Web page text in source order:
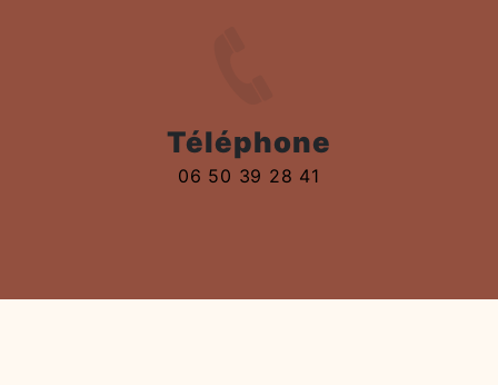
Téléphone
06 50 39 28 41